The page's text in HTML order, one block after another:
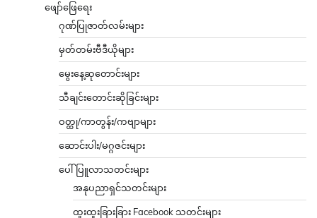
ဖျော်ဖြေရေး
ဂုဏ်ပြုဇာတ်လမ်းများ
မှတ်တမ်းဗီဒီယိုများ
မွေးနေ့ဆုတောင်းများ
သီချင်းတောင်းဆိုခြင်းများ
ဝတ္ထု/ကာတွန်း/ကဗျာများ
ဆောင်းပါး/မဂ္ဂဇင်းများ
ပေါ်ပြူလာသတင်းများ
အနုပညာရှင်သတင်းများ
ထူးထူးခြားခြား Facebook သတင်းများ